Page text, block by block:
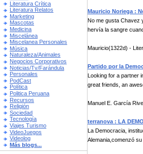
Literatura Crítica
Literatura Relatos
Marketing
Mascotas
Medicina
Miscelánea
Miscelanea Personales
Música
Naturaleza/Animales
Negocios Corporativos
Noticias/Tv/Farándula
Personales
PodCast
Política
Politica Peruana
Recursos
Religión
Sociedad
Tecnología
Viajes Turismo
VideoJuegos
Videolog
Más blogs...
Mauricio Noriega :
No me gusta Chavez
hervía la sangre
Mauricio(1322d) -
Partido por la
Looking for a partner
great friends, an
Manuel E. García
terranova : LA
La Democracia,
Alemania,comenzó